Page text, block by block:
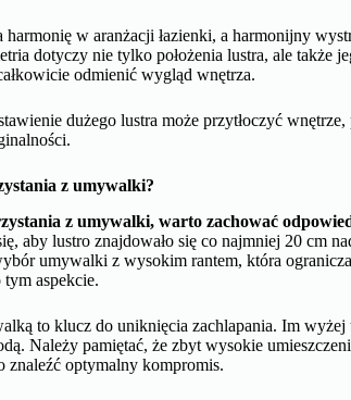
w aranżacji łazienki, a harmonijny
dotyczy nie tylko położenia lustra, ale także
odmienić wygląd wnętrza.
dużego lustra może przytłoczyć
z umywalki?
z umywalki, warto zachować
aby lustro znajdowało się co najmniej 20 cm
umywalki z wysokim rantem, która
aspekcie.
to klucz do uniknięcia zachlapania. Im
Należy pamiętać, że zbyt wysokie
znaleźć optymalny kompromis.